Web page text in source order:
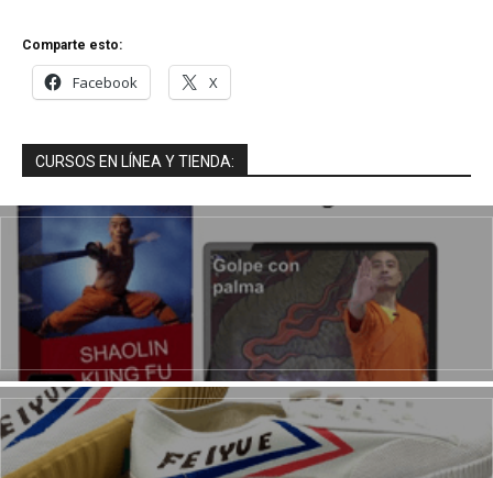
Comparte esto:
Facebook X
CURSOS EN LÍNEA Y TIENDA: